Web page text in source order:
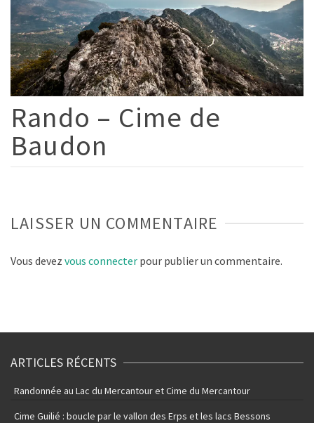
Rando – Cime de
Baudon
LAISSER UN COMMENTAIRE
Vous devez vous connecter pour publier un commentaire.
ARTICLES RÉCENTS
Randonnée au Lac du Mercantour et Cime du Mercantour
Cime Guilié : boucle par le vallon des Erps et les lacs Bessons